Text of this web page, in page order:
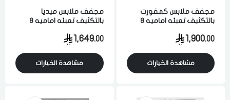
مجفف ملابس كمفورت
بالتكثيف تعبئه اماميه 8
1,900.00
مشاهدة الخيارات
مجفف ملابس ميديا
بالتكثيف تعبئه اماميه 8
1,649.00
مشاهدة الخيارات